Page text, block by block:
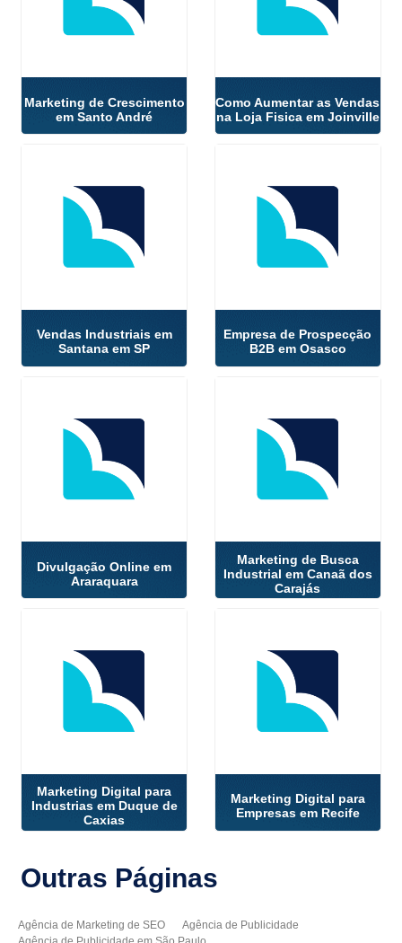
Marketing de Crescimento
em Santo André
Como Aumentar as Vendas
na Loja Fisica em Joinville
Vendas Industriais em
Santana em SP
Empresa de Prospecção
B2B em Osasco
Divulgação Online em
Araraquara
Marketing de Busca
Industrial em Canaã dos
Carajás
Marketing Digital para
Industrias em Duque de
Caxias
Marketing Digital para
Empresas em Recife
Outras Páginas
Agência de Marketing de SEO
Agência de Publicidade